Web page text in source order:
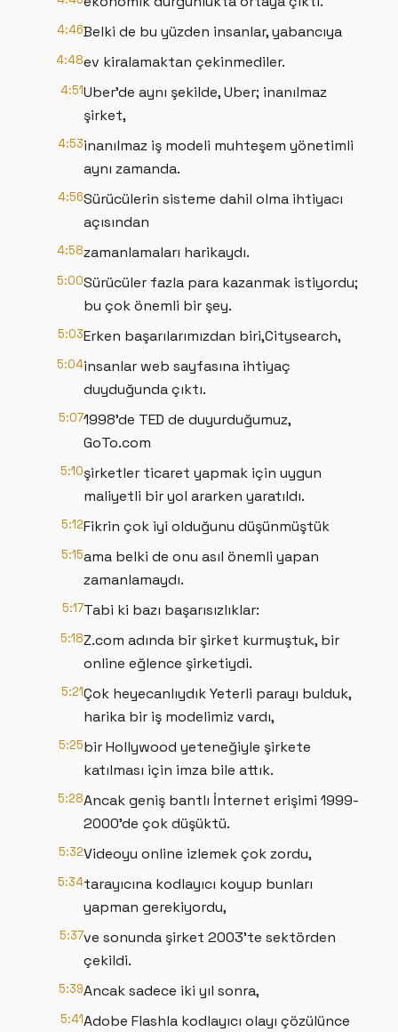
4:46Belki de bu yüzden insanlar, yabancıya
4:48ev kiralamaktan çekinmediler.
4:51Uber'de aynı şekilde, Uber; inanılmaz
şirket,
4:53inanılmaz iş modeli muhteşem yönetimli
aynı zamanda.
4:56Sürücülerin sisteme dahil olma ihtiyacı
açısından
4:58zamanlamaları harikaydı.
5:00Sürücüler fazla para kazanmak istiyordu;
bu çok önemli bir şey.
5:03Erken başarılarımızdan biri,Citysearch,
5:04insanlar web sayfasına ihtiyaç
duyduğunda çıktı.
5:071998'de TED de duyurduğumuz,
GoTo.com
5:10şirketler ticaret yapmak için uygun
maliyetli bir yol ararken yaratıldı.
5:12Fikrin çok iyi olduğunu düşünmüştük
5:15ama belki de onu asıl önemli yapan
zamanlamaydı.
5:17Tabi ki bazı başarısızlıklar:
5:18Z.com adında bir şirket kurmuştuk, bir
online eğlence şirketiydi.
5:21Çok heyecanlıydık Yeterli parayı bulduk,
harika bir iş modelimiz vardı,
5:25bir Hollywood yeteneğiyle şirkete
katılması için imza bile attık.
5:28Ancak geniş bantlı İnternet erişimi 1999-
2000'de çok düşüktü.
5:32Videoyu online izlemek çok zordu,
5:34tarayıcına kodlayıcı koyup bunları
yapman gerekiyordu,
5:37ve sonunda şirket 2003'te sektörden
çekildi.
5:39Ancak sadece iki yıl sonra,
5:41Adobe Flashla kodlayıcı olayı çözülünce